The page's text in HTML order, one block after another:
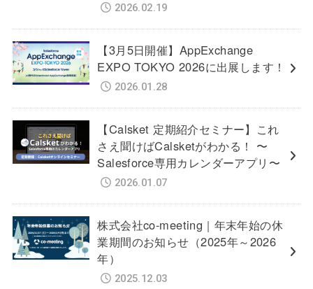
2026.02.19
【3月5日開催】AppExchange
EXPO TOKYO 2026に出展します！
2026.01.28
【Calsket 定期紹介セミナー】これ
さえ聞けばCalsketがわかる！ 〜
Salesforce専用カレンダーアプリ〜
2026.01.07
株式会社co-meeting｜年末年始の休
業期間のお知らせ（2025年～2026
年）
2025.12.03